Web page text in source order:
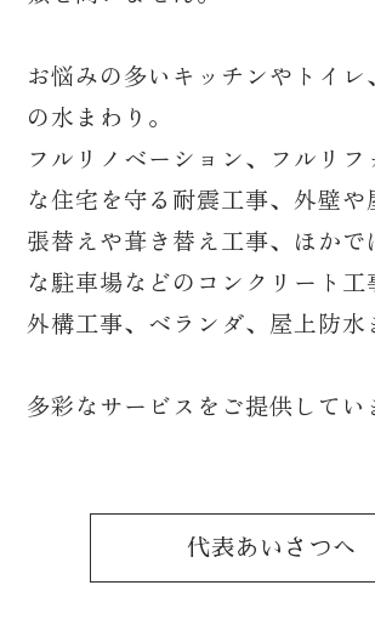
お悩みの多いキッチンやトイレ
の水まわり。
フルリノベーション、フルリフ
な住宅を守る耐震工事、外壁や
張替えや葺き替え工事、ほかで
な駐車場などのコンクリート工
外構工事、ベランダ、屋上防水
多彩なサービスをご提供してい
代表あいさつへ